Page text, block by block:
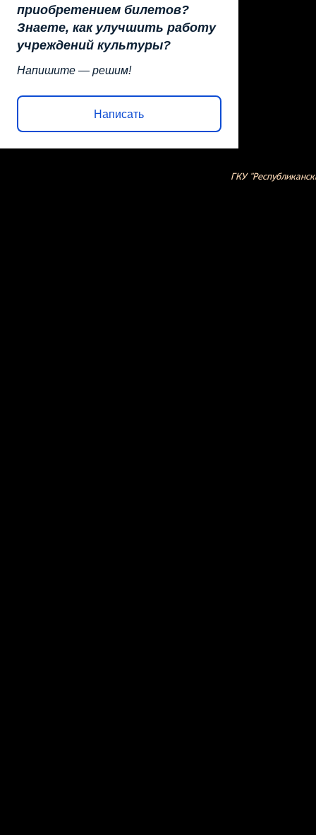
приобретением билетов?
Знаете, как улучшить работу
учреждений культуры?
Напишите — решим!
Написать
ГКУ